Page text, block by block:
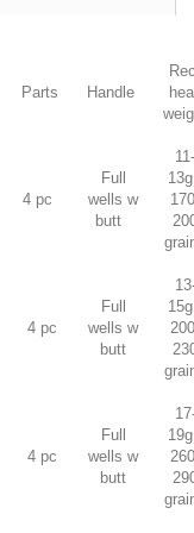
Parts Handle
4 pc
Full
wells w
butt
11-
4 pc
Full
wells w
butt
4 pc
Full
wells w
butt